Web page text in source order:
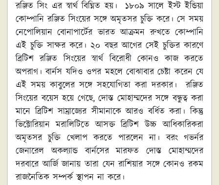
রঞ্জিত সিং এর স্বার্থ বিঘ্নিত হয়। ১৮০৯ সালে ইস্ট ইন্ডিয়া
কোম্পানি রঞ্জিত সিংয়ের সঙ্গে অমৃতসর চুক্তি করে। সে সময়
নেপোলিয়ান বোনাপার্টের ভারত আক্রমন রুখতে কোম্পানি
এই চুক্তি সাক্ষর করে। ২০ বছর আগের সেই চুক্তির কারণে
ব্রিটিশ রঞ্জিত সিংয়ের স্বার্থ বিরোধী কোনও কাজ করতে
অপরাগ। বার্নস যদিও ওপর মহলে বোঝাবার চেষ্টা করেন যে
এই সময় কাবুলের সঙ্গে সহযোগিতা করা দরকার। রঞ্জিত
সিংয়ের বয়েস হয়ে গেছে, দোস্ত মোহাম্মদের সঙ্গে বন্ধুত্ব করা
মানে ব্রিটিশ সাম্রাজ্যের সীমানাকে আরও বর্ধিত করা। কিন্তু
ভিক্টোরিয়ান মরালিটিতে আসক্ত ব্রিটিশ উচ্চ আধিকারিকরা
অমৃতসর চুক্তি খেলাপ করতে পারলেন না। বরং গভর্নর
জেনারেল অকল্যান্ড বার্নসের মারফত দোস্ত মোহাম্মদের
দরবারে আর্জি জানায় তারা যেন রাশিয়ার সঙ্গে কোনও রকম
রাজনৈতিক সম্পর্ক স্থাপন না করে।